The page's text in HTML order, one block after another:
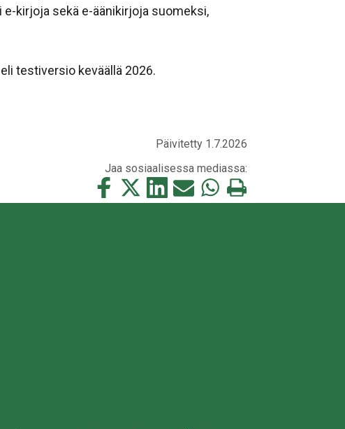
kirjoja sekä e-äänikirjoja suomeksi,
testiversio keväällä 2026.
Päivitetty 1.7.2026
Jaa sosiaalisessa mediassa:
Jaa
tämä
Jaa
tämä
Jaa
tämä
Jaa
tämä
Jaa
tämä
Tulosta
tämä